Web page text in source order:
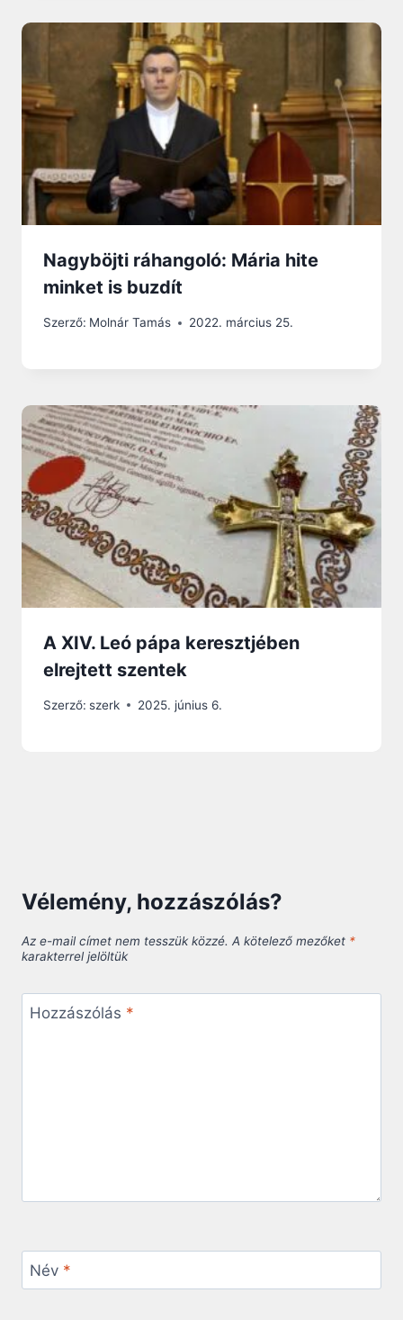
Nagyböjti ráhangoló: Mária hite
minket is buzdít
Szerző: Molnár Tamás 2022. március 25.
A XIV. Leó pápa keresztjében
elrejtett szentek
Szerző: szerk 2025. június 6.
Vélemény, hozzászólás?
Az e-mail címet nem tesszük közzé. A kötelező mezőket *
karakterrel jelöltük
Hozzászólás *
Név *